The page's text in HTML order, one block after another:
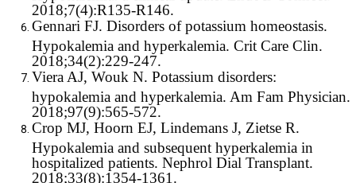
2018;7(4):R135-R146.
Gennari FJ. Disorders of potassium homeostasis.
Hypokalemia and hyperkalemia. Crit Care Clin.
2018;34(2):229-247.
Viera AJ, Wouk N. Potassium disorders:
hypokalemia and hyperkalemia. Am Fam Physician.
2018;97(9):565-572.
Crop MJ, Hoorn EJ, Lindemans J, Zietse R.
Hypokalemia and subsequent hyperkalemia in
hospitalized patients. Nephrol Dial Transplant.
2018;33(8):1354-1361.